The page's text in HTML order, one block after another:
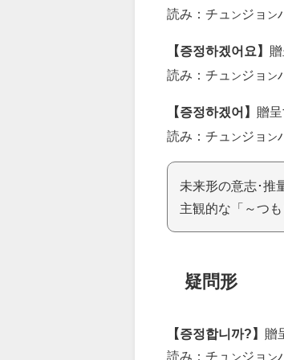
読み：チュ ン ジョ ン
【증정하겠어요】
読み：チュ ン ジョ ン
【증정하겠어】 贈
読み：チュ ン ジョ ン
未来形の意志･推
主観的な「～つ
疑問形
【증정합니까?】
贈
読み：チュ ン ジョ ン